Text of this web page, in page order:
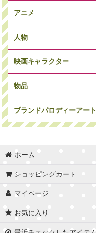
アニメ
カウズ
人物
バスケ選手
映画キャラクター
物品
ブランドパロディーアート
Craig Garcia
ホーム
ショッピングカート
マイページ
お気に入り